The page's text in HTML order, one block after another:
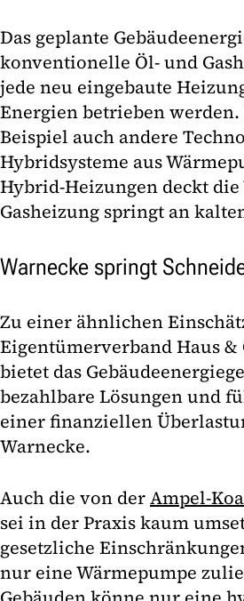
Das geplante
konventionelle Öl- und
jede neu eingebaute
Energien betrieben
Beispiel auch andere
Hybridsysteme aus
Hybrid-Heizungen deckt
Gasheizung springt an
Warnecke springt
Zu einer ähnlichen
Eigentümerverband Haus
bietet das
bezahlbare Lösungen und
einer finanziellen
Warnecke.
Auch die von derAmpel-
sei in der Praxis kaum
gesetzliche
nur eine Wärmepumpe